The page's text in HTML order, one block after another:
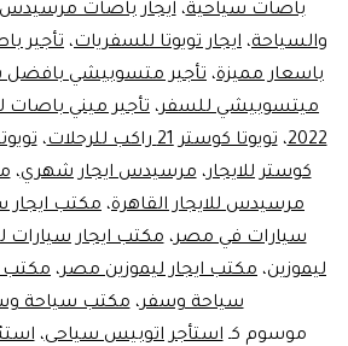
باصات سياحية،ايجار باصات
والسياحة، ايجار تويوتا للسفريات، تأجير
باسعار مميزة، تأجير متسوبيشي
ميتسوبيشي للسفر، تأجير ميني باصات
2022،تويوتا كوستر 21 راكب للرحلات ،
كوستر للايجار،مرسيدس ايجار شهري،
مرسيدس للايجار القاهرة، مكتب ايجار
سيارات في مصر،مكتب ايجار سيارات
ليموزين، مكتب ايجار ليموزين مصر، مكتب
سياحة وسفر،مكتب سياحة
موسوم كـاستأجر اتوبيس سياحى،